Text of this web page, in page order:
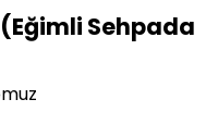
Sehpada